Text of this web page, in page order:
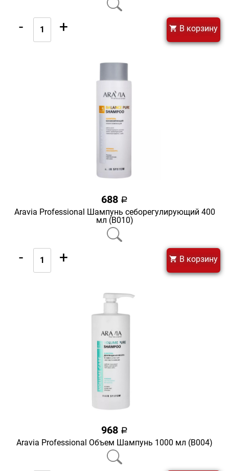
- + В корзину
688 a
Aravia Professional Шампунь себорегулирующий 400
мл (В010)
- + В корзину
968 a
Aravia Professional Объем Шампунь 1000 мл (В004)